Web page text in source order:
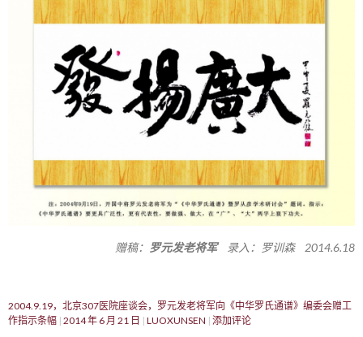
赠稿： 罗元发老将军录入：罗训森 2014.6.18
2004.9.19，北京307医院座谈会，罗元发老将军向《中华罗氏通谱》编委会赠工
作指示条幅 2014 年 6 月 21 日 LUOXUNSEN 添加评论